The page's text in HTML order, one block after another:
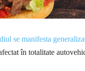
se manifesta
în totalitate